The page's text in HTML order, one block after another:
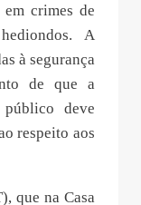
crimes de
A
à segurança
de que a
deve
respeito aos
que na Casa